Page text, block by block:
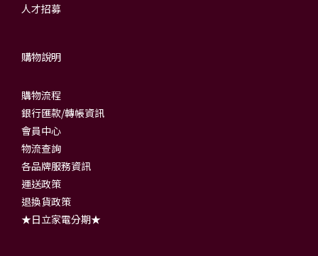
人才招募
購物說明
購物流程
銀行匯款/轉帳資訊
會員中心
物流查詢
各品牌服務資訊
運送政策
退換貨政策
★日立家電分期★